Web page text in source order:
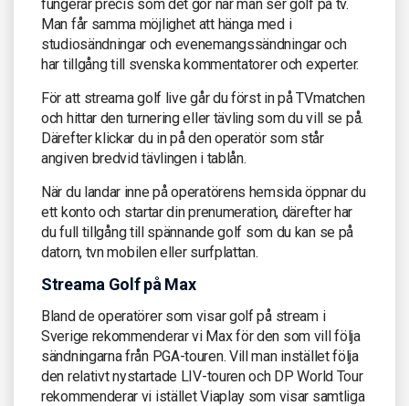
fungerar precis som det gör när man ser golf på tv.
Man får samma möjlighet att hänga med i
studiosändningar och evenemangssändningar och
har tillgång till svenska kommentatorer och experter.
För att streama golf live går du först in på TVmatchen
och hittar den turnering eller tävling som du vill se på.
Därefter klickar du in på den operatör som står
angiven bredvid tävlingen i tablån.
När du landar inne på operatörens hemsida öppnar du
ett konto och startar din prenumeration, därefter har
du full tillgång till spännande golf som du kan se på
datorn, tvn mobilen eller surfplattan.
Streama Golf på Max
Bland de operatörer som visar golf på stream i
Sverige rekommenderar vi Max för den som vill följa
sändningarna från PGA-touren. Vill man instället följa
den relativt nystartade LIV-touren och DP World Tour
rekommenderar vi istället Viaplay som visar samtliga